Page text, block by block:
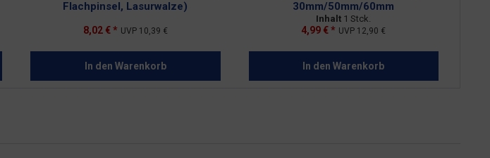
Flachpinsel, Lasurwalze)
8,02 € * UVP 10,39 €
In den Warenkorb
30mm/50mm/60mm
Inhalt 1 Stck.
4,99 € * UVP 12,90 €
In den Warenkorb